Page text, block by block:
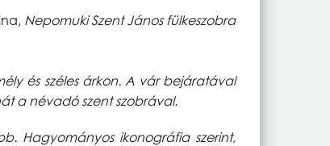
Nepomuki Szent János fülkeszobra
és széles árkon. A vár bejáratával
a névadó szent szobrával.
Hagyományos ikonográfia szerint,